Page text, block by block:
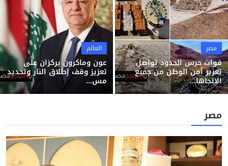
مصر
قوات حرس الحدود تواصل
تعزيز أمن الوطن من جميع
الاتجاها...
العالم
عون وماكرون يركزان على
تعزيز وقف إطلاق النار وتحديد
مس...
مصر